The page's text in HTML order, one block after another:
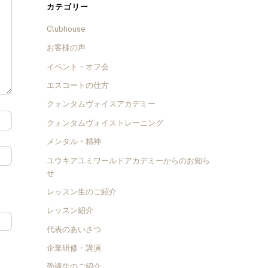
カテゴリー
Clubhouse
お客様の声
イベント・オフ会
エスコートの仕方
クォンタムヴォイスアカデミー
クォンタムヴォイストレーニング
メンタル・精神
ユウキアユミワールドアカデミーからのお知ら
せ
レッスン生のご紹介
レッスン紹介
代表のあいさつ
企業研修・講演